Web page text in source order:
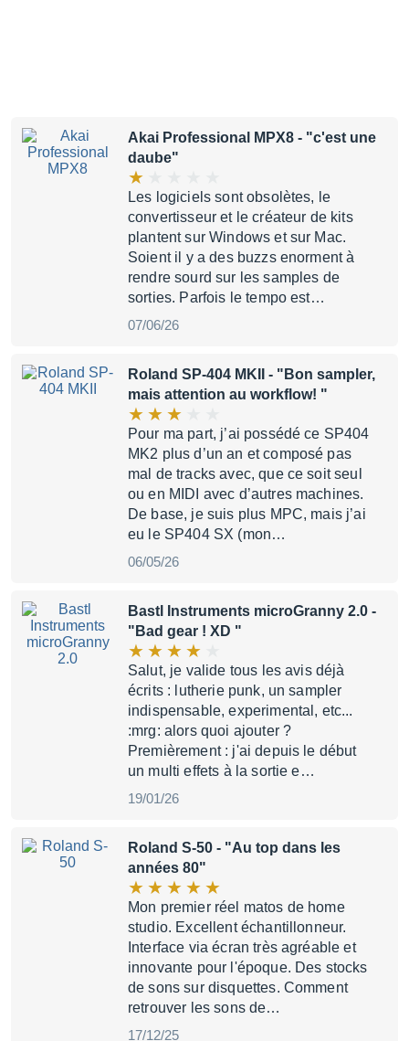
Akai Professional MPX8 - "c'est une
daube"
Les logiciels sont obsolètes, le
convertisseur et le créateur de kits
plantent sur Windows et sur Mac.
Soient il y a des buzzs enorment à
rendre sourd sur les samples de
sorties. Parfois le tempo est…
07/06/26
Roland SP-404 MKII
- "Bon sampler,
mais attention au workflow! "
Pour ma part, j’ai possédé ce SP404
MK2 plus d’un an et composé pas
mal de tracks avec, que ce soit seul
ou en MIDI avec d’autres machines.
De base, je suis plus MPC, mais j’ai
eu le SP404 SX (mon…
06/05/26
Bastl Instruments microGranny 2.0 -
"Bad gear ! XD "
Salut, je valide tous les avis déjà
écrits : lutherie punk, un sampler
indispensable, experimental, etc...
:mrg: alors quoi ajouter ?
Premièrement : j'ai depuis le début
un multi effets à la sortie e…
19/01/26
Roland S-50 - "Au top dans les
années 80"
Mon premier réel matos de home
studio. Excellent échantillonneur.
Interface via écran très agréable et
innovante pour l'époque. Des stocks
de sons sur disquettes. Comment
retrouver les sons de…
17/12/25